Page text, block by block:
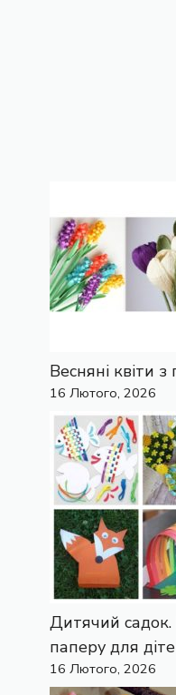
Весняні квіти
16 Лютого, 2026
Дитячий
паперу для
16 Лютого, 2026